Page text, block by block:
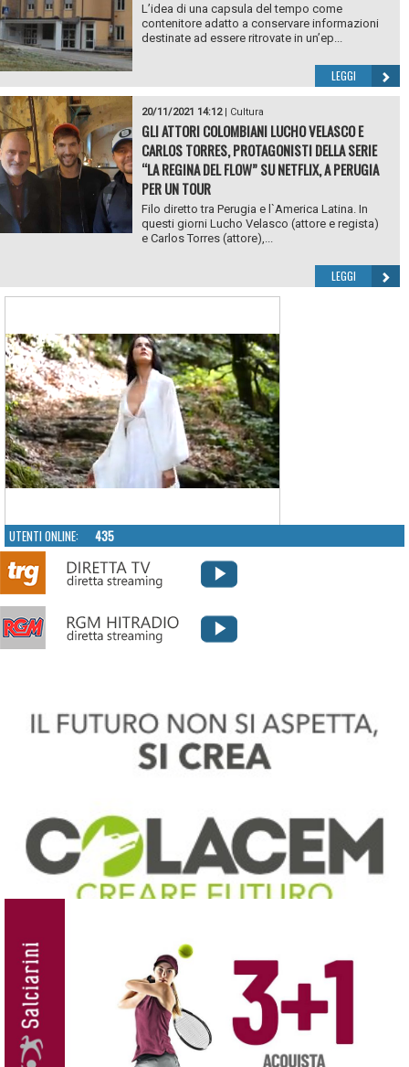
L’idea di una capsula del tempo come
contenitore adatto a conservare informazioni
destinate ad essere ritrovate in un’ep...
LEGGI
20/11/2021 14:12| Cultura
GLI ATTORI COLOMBIANI LUCHO VELASCO E
CARLOS TORRES, PROTAGONISTI DELLA SERIE
“LA REGINA DEL FLOW” SU NETFLIX, A PERUGIA
PER UN TOUR
Filo diretto tra Perugia e l`America Latina. In
questi giorni Lucho Velasco (attore e regista)
e Carlos Torres (attore),...
LEGGI
UTENTI ONLINE: 435